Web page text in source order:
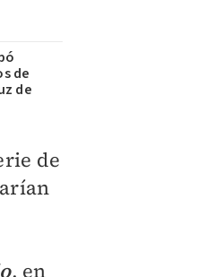
de
de
de
, en